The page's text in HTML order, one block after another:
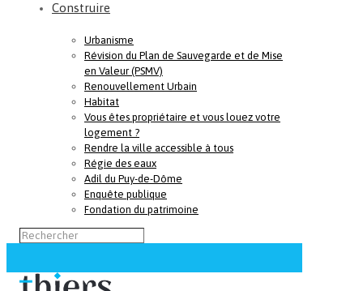
Construire
Urbanisme
Révision du Plan de Sauvegarde et de Mise
en Valeur (PSMV)
Renouvellement Urbain
Habitat
Vous êtes propriétaire et vous louez votre
logement ?
Rendre la ville accessible à tous
Régie des eaux
Adil du Puy-de-Dôme
Enquête publique
Fondation du patrimoine